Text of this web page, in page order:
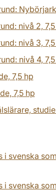
nivå 2,
nivå 3,
nivå 4,
7,5 hp
7,5 hp
svenska
svenska